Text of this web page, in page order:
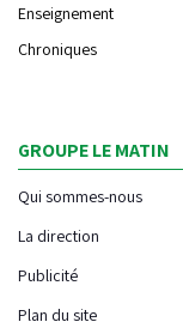
Enseignement
Chroniques
GROUPE LE MATIN
Qui sommes-nous
La direction
Publicité
Plan du site